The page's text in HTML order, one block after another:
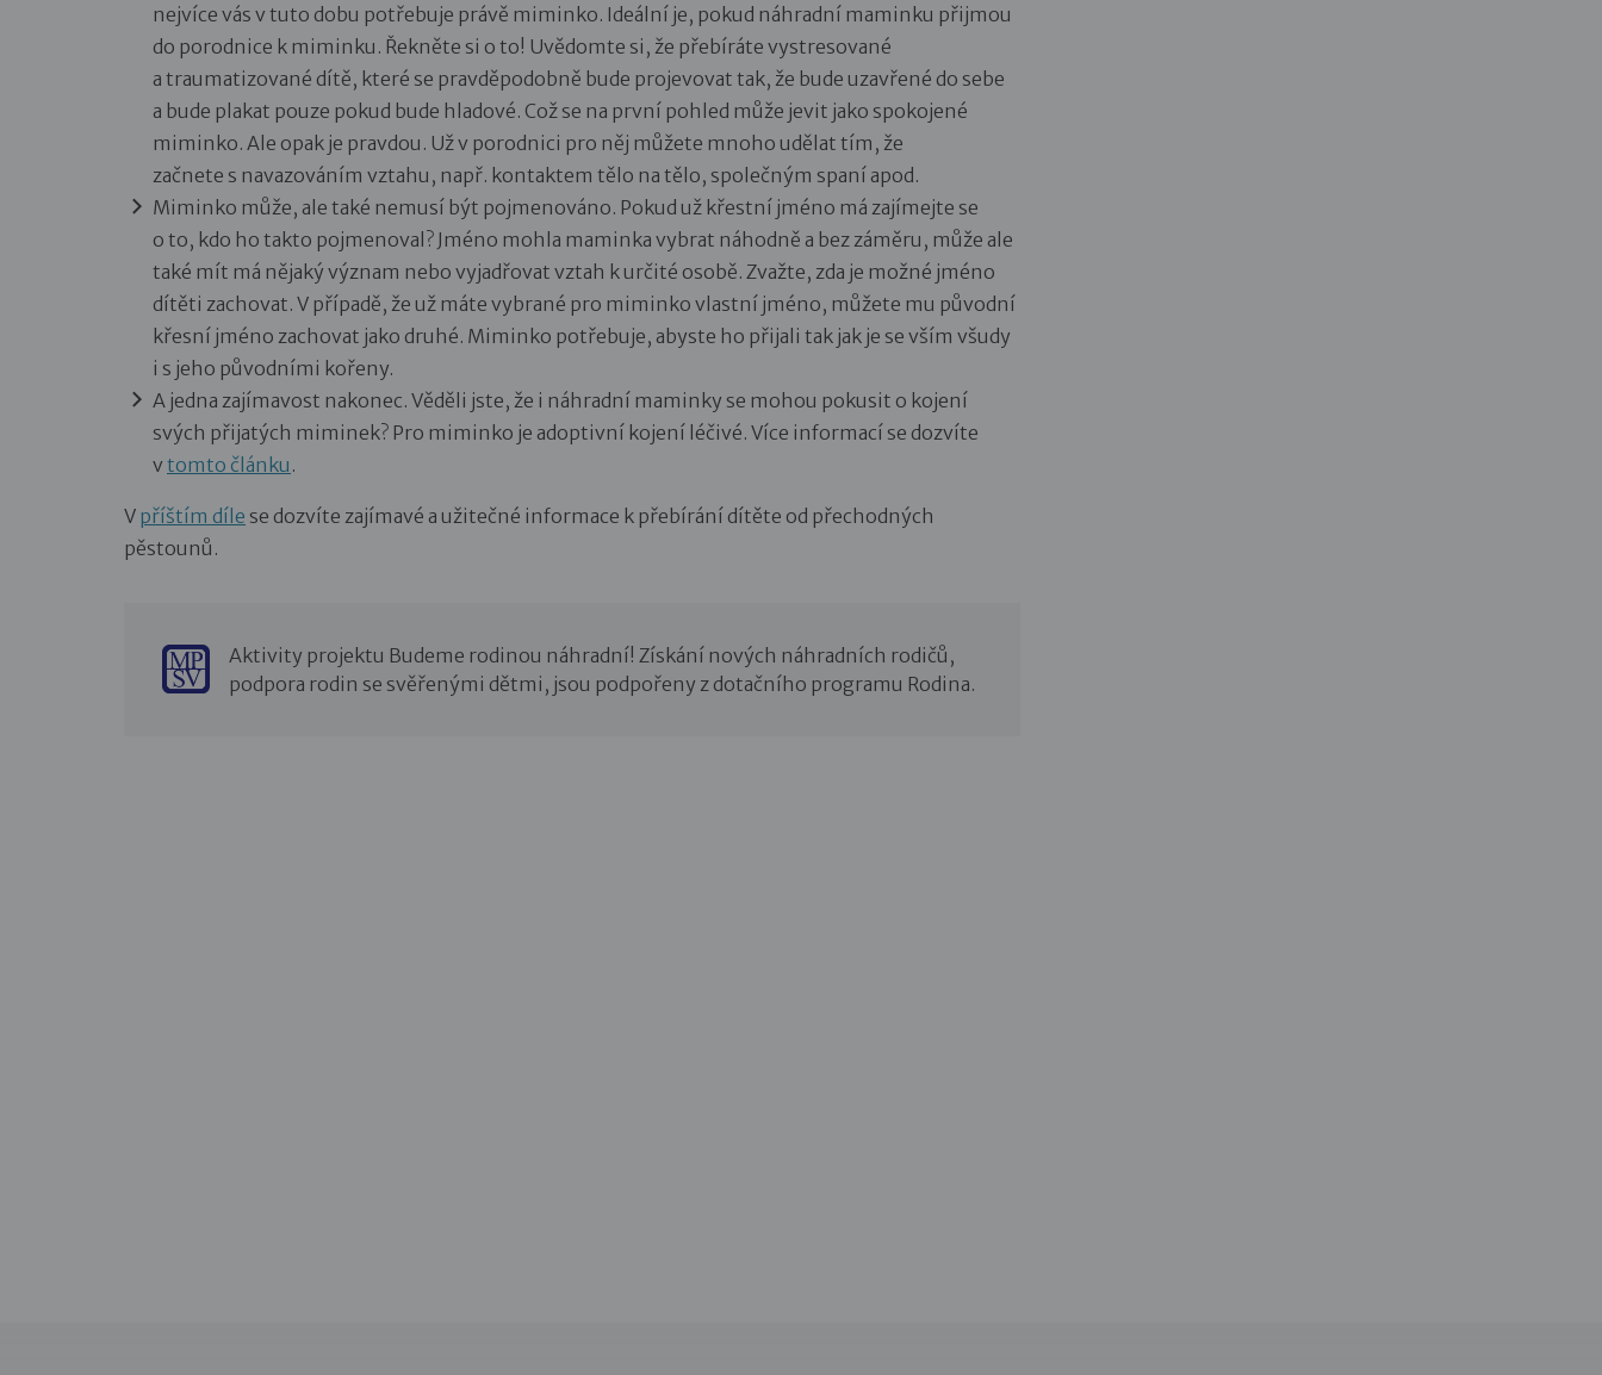
nejvíce vás v tuto dobu potřebuje právě miminko. Ideální je, pokud náhradní maminku přijmou
do porodnice k miminku. Řekněte si o to! Uvědomte si, že přebíráte vystresované
a traumatizované dítě, které se pravděpodobně bude projevovat tak, že bude uzavřené do sebe
a bude plakat pouze pokud bude hladové. Což se na první pohled může jevit jako spokojené
miminko. Ale opak je pravdou. Už v porodnici pro něj můžete mnoho udělat tím, že
začnete s navazováním vztahu, např. kontaktem tělo na tělo, společným spaní apod.
Miminko může, ale také nemusí být pojmenováno. Pokud už křestní jméno má zajímejte se
o to, kdo ho takto pojmenoval? Jméno mohla maminka vybrat náhodně a bez záměru, může ale
také mít má nějaký význam nebo vyjadřovat vztah k určité osobě. Zvažte, zda je možné jméno
dítěti zachovat. V případě, že už máte vybrané pro miminko vlastní jméno, můžete mu původní
křesní jméno zachovat jako druhé. Miminko potřebuje, abyste ho přijali tak jak je se vším všudy
i s jeho původními kořeny.
A jedna zajímavost nakonec. Věděli jste, že i náhradní maminky se mohou pokusit o kojení
svých přijatých miminek? Pro miminko je adoptivní kojení léčivé. Více informací se dozvíte
v tomto článku .
V příštím díle se dozvíte zajímavé a užitečné informace k přebírání dítěte od přechodných
pěstounů.
Aktivity projektu Budeme rodinou náhradní! Získání nových náhradních rodičů,
podpora rodin se svěřenými dětmi, jsou podpořeny z dotačního programu Rodina.